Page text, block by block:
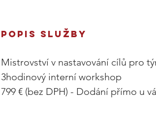
POPIS SLUŽBY
Mistrovství v nastavování cílů pro
3hodinový interní workshop
799 € (bez DPH) - Dodání přímo u